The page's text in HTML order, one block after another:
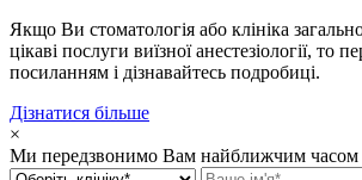
Якщо Ви стоматологія або клініка
цікаві послуги виїзної анестезіології, то
посиланням і дізнавайтесь подробиці.
Дізнатися більше
×
Ми передзвонимо Вам найближчим часом